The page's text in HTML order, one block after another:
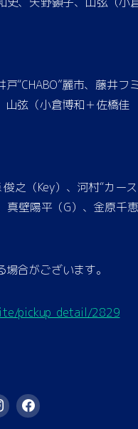
“CHABO”麗市、藤井フ
山弦（小倉博和＋佐橋佳
之（Key）、河村“カース
真壁陽平（G）、金原千
合がございます。
pickup_detail/2829